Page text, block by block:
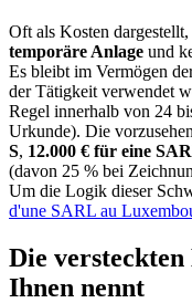
Oft als Kosten
temporäre Anlage und
Es bleibt im Vermögen
der Tätigkeit verwendet
Regel innerhalb von 24
Urkunde). Die
S, 12.000 € für eine
(davon 25 % bei
Um die Logik dieser
d'une SARL au
Die
Ihnen nennt